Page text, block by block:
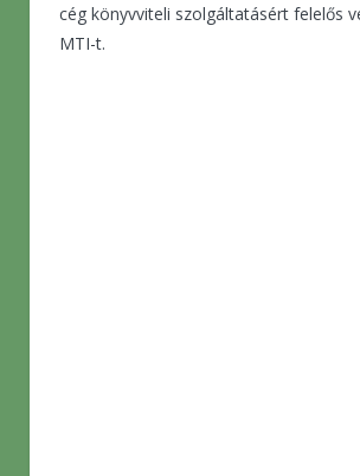
cég könyvviteli szolgáltatásért felelős
MTI-t.